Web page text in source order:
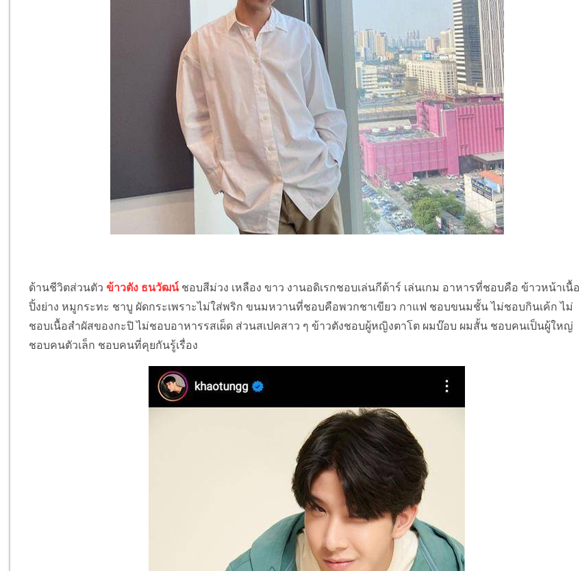
ด้านชีวิตส่วนตัว ข้าวตัง ธนวัฒน์ชอบสีม่วง เหลือง ขาว งานอดิเรกชอบเล่นกีต้าร์ เล่นเกม อาหารที่ชอบคือ ข้าวหน้าเนื้อ
ปิ้งย่าง หมูกระทะ ชาบู ผัดกระเพราะไม่ใส่พริก ขนมหวานที่ชอบคือพวกชาเขียว กาแฟ ชอบขนมชั้น ไม่ชอบกินเค้ก ไม่
ชอบเนื้อสำผัสของกะปิ ไม่ชอบอาหารรสเผ็ด ส่วนสเปคสาว ๆ ข้าวตังชอบผู้หญิงตาโต ผมบ๊อบ ผมสั้น ชอบคนเป็นผู้ใหญ่
ชอบคนตัวเล็ก ชอบคนที่คุยกันรู้เรื่อง